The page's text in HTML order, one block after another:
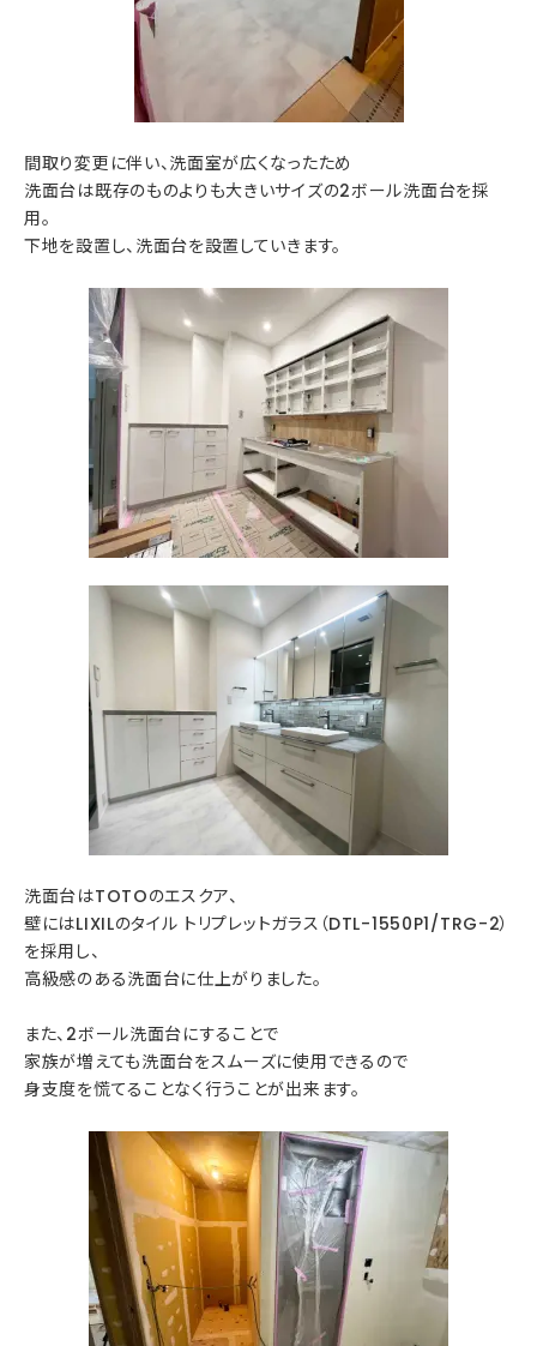
間取り変更に伴い、洗面室が広くなったため
洗面台は既存のものよりも大きいサイズの2ボール洗面台を採
用。
下地を設置し、洗面台を設置していきます。
洗面台はTOTOのエスクア、
壁にはLIXILのタイル トリプレットガラス（DTL-1550P1/TRG-2）
を採用し、
高級感のある洗面台に仕上がりました。
また、2ボール洗面台にすることで
家族が増えても洗面台をスムーズに使用できるので
身支度を慌てることなく行うことが出来ます。